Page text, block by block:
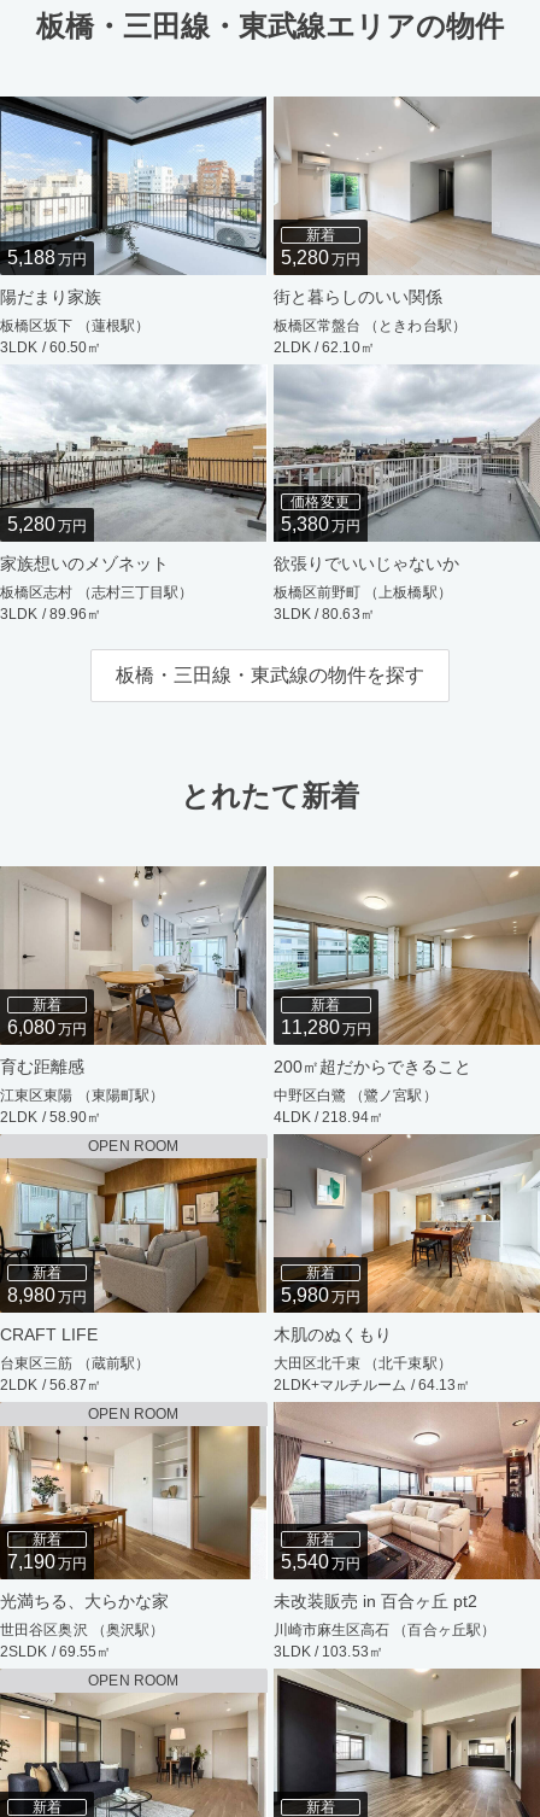
板橋・三田線・東武線エリアの物件
5,188万円
陽だまり家族
板橋区坂下 （蓮根駅）
3LDK / 60.50㎡
新着
5,280万円
街と暮らしのいい関係
板橋区常盤台 （ときわ台駅）
2LDK / 62.10㎡
5,280万円
家族想いのメゾネット
板橋区志村 （志村三丁目駅）
3LDK / 89.96㎡
価格変更
5,380万円
欲張りでいいじゃないか
板橋区前野町 （上板橋駅）
3LDK / 80.63㎡
板橋・三田線・東武線の物件を探す
とれたて新着
新着
6,080万円
育む距離感
江東区東陽 （東陽町駅）
2LDK / 58.90㎡
新着
11,280万円
200㎡超だからできること
中野区白鷺 （鷺ノ宮駅）
4LDK / 218.94㎡
OPEN ROOM
新着
8,980万円
CRAFT LIFE
台東区三筋 （蔵前駅）
2LDK / 56.87㎡
新着
5,980万円
木肌のぬくもり
大田区北千束 （北千束駅）
2LDK+マルチルーム / 64.13㎡
OPEN ROOM
新着
7,190万円
光満ちる、大らかな家
世田谷区奥沢 （奥沢駅）
2SLDK / 69.55㎡
新着
5,540万円
未改装販売 in 百合ヶ丘 pt2
川崎市麻生区高石 （百合ヶ丘駅）
3LDK / 103.53㎡
OPEN ROOM
新着 新着